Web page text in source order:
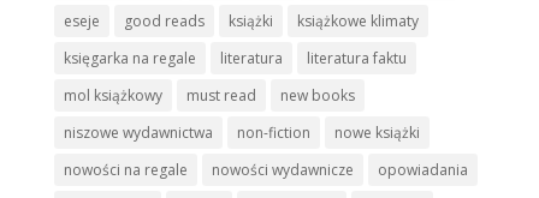
eseje
good reads książki
książkowe klimaty
księgarka na regale
literatura
literatura faktu
mol książkowy
must read
new books
niszowe wydawnictwa
non-fiction
nowe książki
nowości na regale
nowości wydawnicze
opowiadania